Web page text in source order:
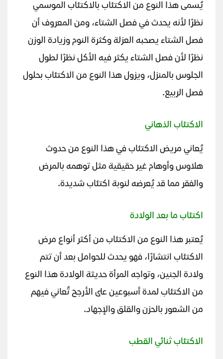
يُسمى هذا النوع من الاكتئاب بالاكتئاب الموسمي
نظرًا لأنه يحدث في فصل الشتاء، ومن المعروف أن
فصل الشتاء يصحبه العزلة وكثرة النوم وزيادة الوزن
نظرًا لأن فصل الشتاء يكثر فيه الأكل نظرًا لطول
الجلوس بالمنزل، ويزول هذا النوع من الاكتئاب بحلول
فصل الربيع.
الاكتئاب الذهاني
يُعاني مريض الاكتئاب في هذا النوع من حدوث
هلاوس وأوهام غير حقيقية مثل توهمه بالمرض
والفقر مما قد يُعرضه لنوبة اكتئاب شديدة.
اكتئاب ما بعد الولادة
يُعتبر هذا النوع من الاكتئاب من أكثر أنواع مرض
الاكتئاب انتشارًا، فهو يحدث للحوامل بعد أن تتم
ولادة الجنين، وتواجه المرأة حديثة الولادة هذا النوع
من الاكتئاب لمدة أسبوعين على الأرجح تُعاني فيهم
من الشعور بالحزن والقلق والإجهاد.
الاكتئاب ثنائي القطب